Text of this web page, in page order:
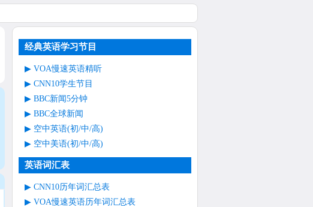
经典英语学习节目
VOA慢速英语精听
CNN10学生节目
BBC新闻5分钟
BBC全球新闻
空中英语(初/中/高)
空中美语(初/中/高)
英语词汇表
CNN10历年词汇总表
VOA慢速英语历年词汇总表